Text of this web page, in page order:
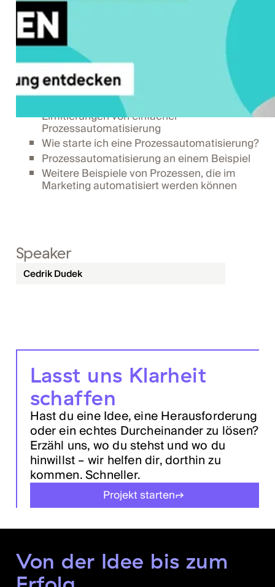
Themen:
Überblick über verschiedene Tools (Zapier,
Make, n8n und IFTTT) und No-Code im
Allgemeinen
Welche Voraussetzungen benötigt es, um
Prozesse zu automatisieren?
Herausforderungen und technische
Limitierungen von einfacher
Prozessautomatisierung
Wie starte ich eine Prozessautomatisierung?
Prozessautomatisierung an einem Beispiel
Weitere Beispiele von Prozessen, die im
Marketing automatisiert werden können
Speaker
Cedrik Dudek
Lasst uns Klarheit
schaffen
Hast du eine Idee, eine Herausforderung
oder ein echtes Durcheinander zu lösen?
Erzähl uns, wo du stehst und wo du
hinwillst – wir helfen dir, dorthin zu
kommen. Schneller.
Projekt starten
Von der Idee bis zum